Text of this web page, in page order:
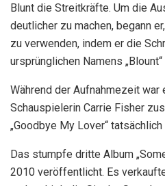
Blunt die Streitkräfte. Um die
deutlicher zu machen, begann
zu verwenden, indem er die
ursprünglichen Namens
Während der Aufnahmezeit war
Schauspielerin Carrie Fisher
„Goodbye My Lover“
Das stumpfe dritte Album
2010 veröffentlicht. Es